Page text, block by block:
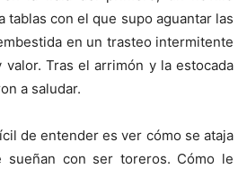
tablas con el que supo aguantar las
en un trasteo intermitente
Tras el arrimón y la estocada
a saludar.
de entender es ver cómo se ataja
con ser toreros. Cómo le